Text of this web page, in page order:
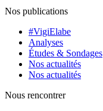
Nos publications
#VigiElabe
Analyses
Études & Sondages
Nos actualités
Nos actualités
Nous rencontrer